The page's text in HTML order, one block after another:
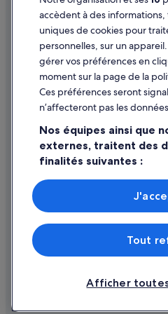
Directives de contenu et
Assistance
Modifier ou annuler votre réservation
Processus et délais de remboursement
Réserver un vol en utilisant un crédit
Documents de voyage internationaux
Expedia Inc. n'est pas responsable
© 2026 Expedia, Inc., une entreprise
réservés. Expedia et le logo Expedia
accèdent à des
uniques de cookies pour
personnelles, sur un
gérer vos préférences en
moment sur la page de la
Ces préférences seront
n’affecteront pas les
Nos équipes ainsi que
externes, traitent des
finalités suivantes :
Utiliser des données de
activement les caractéristiques
l’identification. Stocker et/ou
mesure de performance des
études d’audience et
Liste de nos partenaires
Afficher
Tout